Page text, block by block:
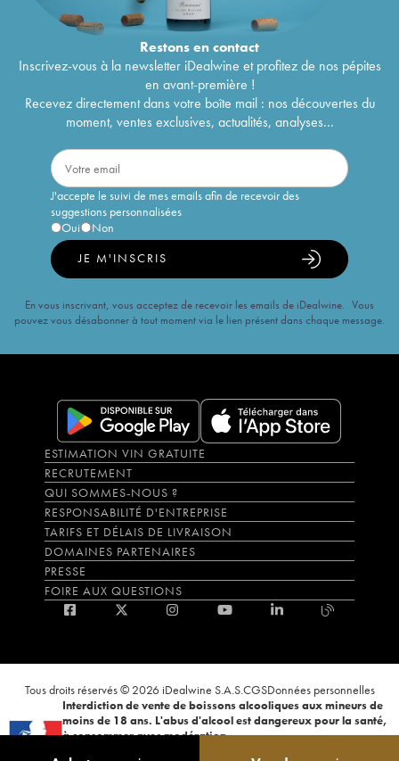
Restons encontact
Inscrivez-vous à la newsletter iDealwine et profitez de nos pépites
en avant-première !
Recevez directement dans votre boîte mail : nos découvertes du
moment, ventes exclusives, actualités, analyses...
J'accepte le suivi de mes emails afin de recevoir des
suggestions personnalisées
Oui
Non
JE M'INSCRIS
En vous inscrivant, vous acceptez de recevoir les emails de iDealwine. Vous
pouvez vous désabonner à tout moment via le lien présent dans chaque message.
ESTIMATION VIN GRATUITE
RECRUTEMENT
QUI SOMMES-NOUS ?
RESPONSABILITÉ D'ENTREPRISE
TARIFS ET DÉLAIS DE LIVRAISON
DOMAINES PARTENAIRES
PRESSE
FOIRE AUX QUESTIONS
Tous droits réservés © 2026 iDealwine S.A.S.CGSDonnées personnelles
Interdiction de vente de boissons alcooliques aux mineurs de
moins de 18 ans. L'abus d'alcool est dangereux pour la santé,
à consommer avec modération.